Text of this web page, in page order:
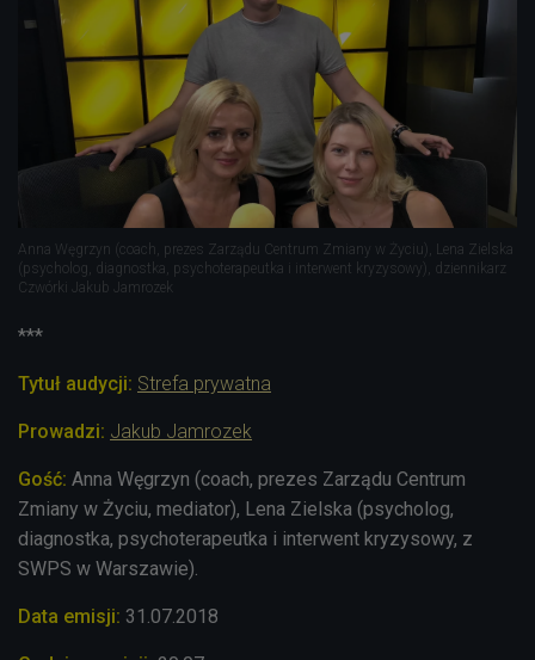
Anna Węgrzyn (coach, prezes Zarządu Centrum Zmiany w Życiu), Lena Zielska
(psycholog, diagnostka, psychoterapeutka i interwent kryzysowy), dziennikarz
Czwórki Jakub Jamrozek
***
Tytuł audycji: Strefa prywatna
Prowadzi: Jakub Jamrozek
Gość: Anna Węgrzyn (coach, prezes Zarządu Centrum
Zmiany w Życiu, mediator), Lena Zielska (psycholog,
diagnostka, psychoterapeutka i interwent kryzysowy, z
SWPS w Warszawie).
Data emisji: 31 .07.2018